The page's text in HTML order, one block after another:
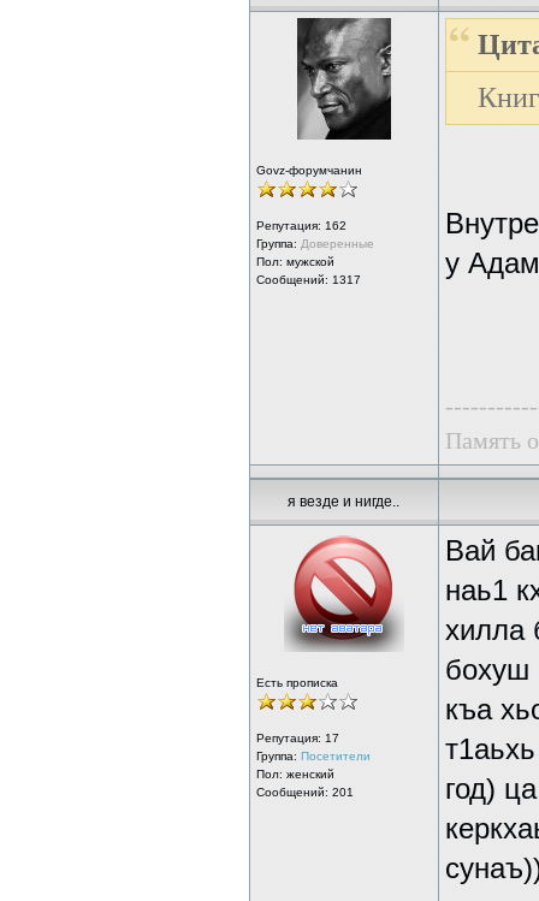
Govz-форумчанин
Репутация: 162
Группа: Доверенные
Пол: мужской
Сообщений: 1317
у
Память
я везде и нигде..
Есть прописка
Репутация: 17
Группа: Посетители
Пол: женский
Сообщений: 201
Вай
наь1
хилла
бохуш
къа
год)